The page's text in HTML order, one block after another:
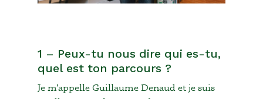
1 – Peux-tu nous dire qui es-tu,
quel est ton parcours ?
Je m’appelle Guillaume Denaud et je suis